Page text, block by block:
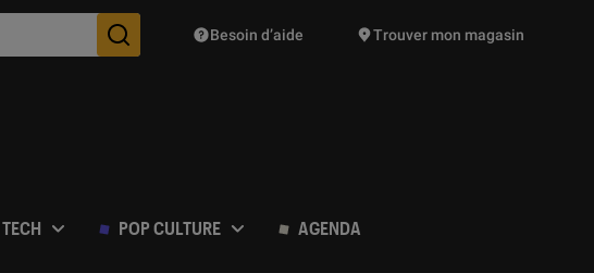
Des suggestions de produits vont vous être proposées
Besoin d’aide Trouver mon magasin
TECH POP CULTURE AGENDA